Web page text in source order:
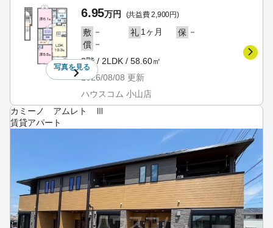
写真を見る
6.95万円 (共益費 2,900円)
敷 － 礼 1ヶ月 保 －
償 －
2階 / 2LDK / 58.60㎡
2026/08/08 更新
ハウスコム 小山店
カミーノ アムレト Ⅲ
賃貸アパート